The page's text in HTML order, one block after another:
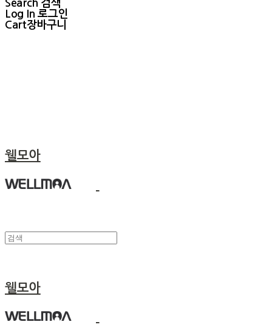
Search 검색
Log In 로그인
Cart장바구니
웰모아
웰모아